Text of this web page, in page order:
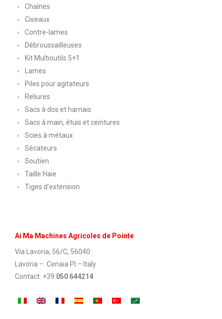
Chaînes
Ciseaux
Contre-lames
Débroussailleuses
Kit Multioutils 5+1
Lames
Piles pour agitateurs
Reliures
Sacs à dos et harnais
Sacs à main, étuis et ceintures
Scies à métaux
Sécateurs
Soutien
Taille Haie
Tiges d'extension
Ai Ma Machines Agricoles de Pointe
Via Lavoria, 56/C, 56040
Lavoria – Cenaia PI – Italy
Contact: +39 050 644214